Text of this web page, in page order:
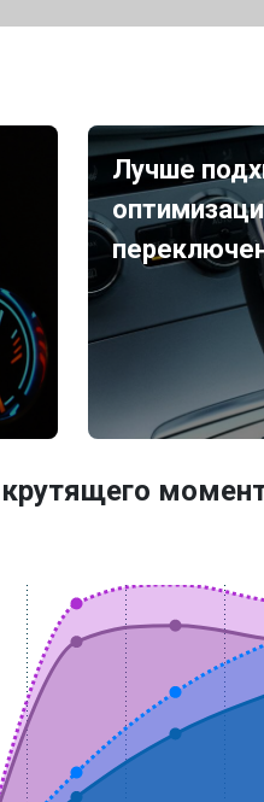
Лучше